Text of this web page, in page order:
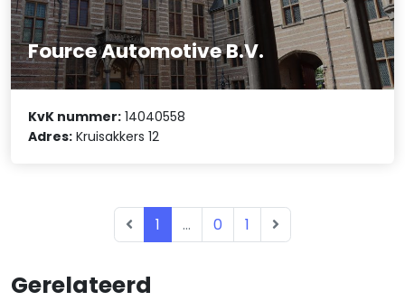
Gerelateerd
Fource Automotive B.V.
KvK nummer: 14040558
Adres: Kruisakkers 12
1 ... 0 1